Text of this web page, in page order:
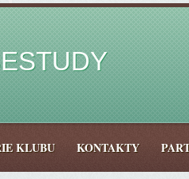
KLUBU KONTAKTY